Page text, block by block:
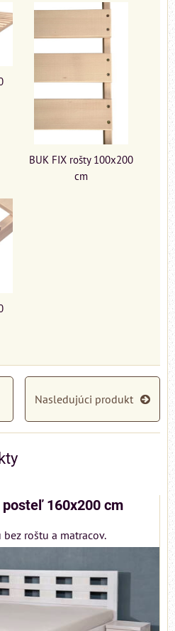
BUK FIX rošty 100x200
cm
Nasledujúci produkt
posteľ 160x200 cm
roštu a matracov.